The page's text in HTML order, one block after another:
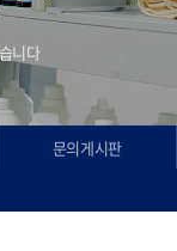
니다
문의게시판